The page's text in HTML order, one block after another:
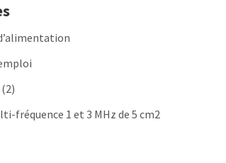
fréquence 1 et 3 MHz de 5 cm2